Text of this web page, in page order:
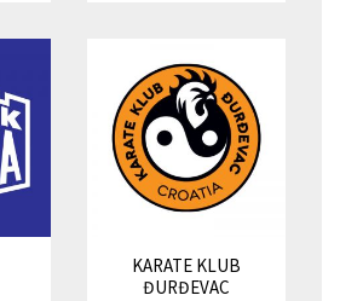
KARATE KLUB
ĐURĐEVAC